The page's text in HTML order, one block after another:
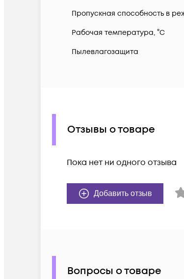
Пропускная способность в
Рабочая температура, °C
Пылевлагозащита
Отзывы о товаре
Пока нет ни одного отзыва
Добавить отзыв
Вопросы о товаре